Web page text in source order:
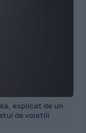
explicat de un
de volatili